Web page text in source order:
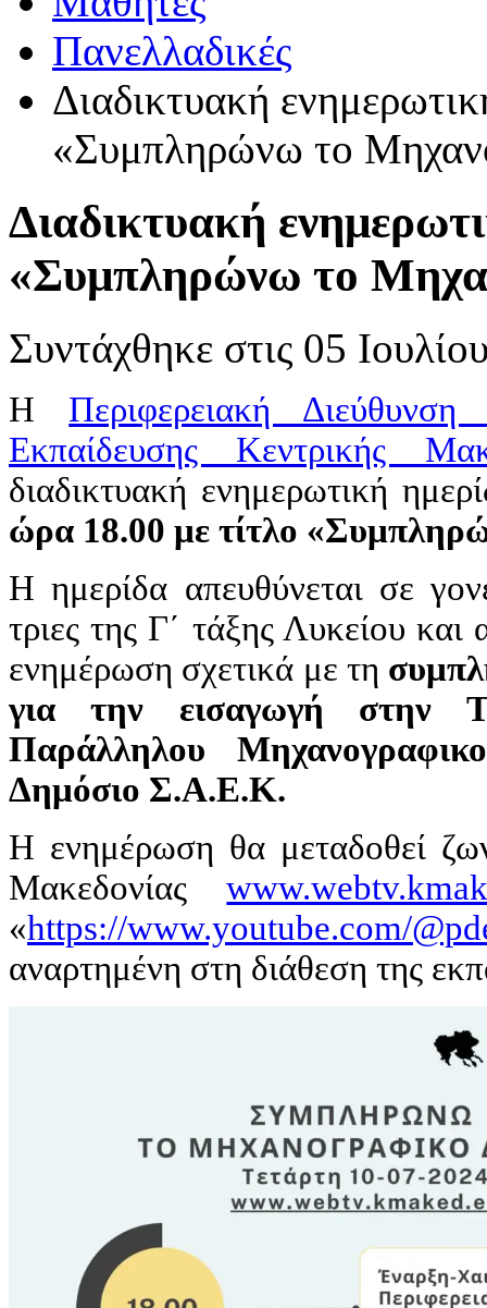
Πανελλαδικές
Διαδικτυακή
«Συμπληρώνω το
Διαδικτυακή
«Συμπληρώνω το
Συντάχθηκε στις 05
Η Περιφερειακή
Εκπαίδευσης Κεντρικής
διαδικτυακή ενημερωτική
ώρα 18.00 με τίτλο
Η ημερίδα απευθύνεται σε
τριες της Γ΄ τάξης Λυκείου
ενημέρωση σχετικά με τη
για την εισαγωγή στην
Παράλληλου
Δημόσιο Σ.Α.Ε.Κ.
Η ενημέρωση θα μεταδοθεί
Μακεδονίας
«https://www.youtube.com/
αναρτημένη στη διάθεση της